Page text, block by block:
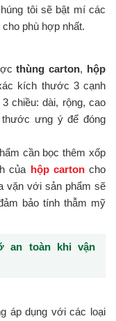
tôi sẽ bật mí các
cho phù hợp nhất.
thùng carton, hộp
kích thước 3 cạnh
chiều: dài, rộng, cao
ưng ý để đóng
cần bọc thêm xốp
của hộp cartoncho
vặn với sản phẩm sẽ
bảo tính thẫm mỹ
an toàn khi vận
áp dụng với các loại